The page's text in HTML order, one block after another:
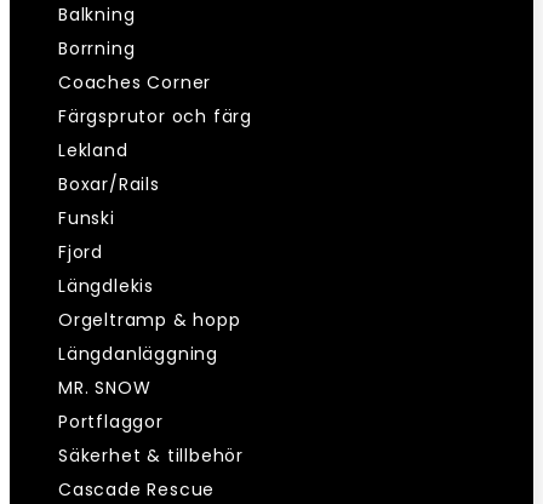
Balkning
Borrning
Coaches Corner
Färgsprutor och färg
Lekland
Boxar/Rails
Funski
Fjord
Längdlekis
Orgeltramp & hopp
Längdanläggning
MR. SNOW
Portflaggor
Säkerhet & tillbehör
Cascade Rescue